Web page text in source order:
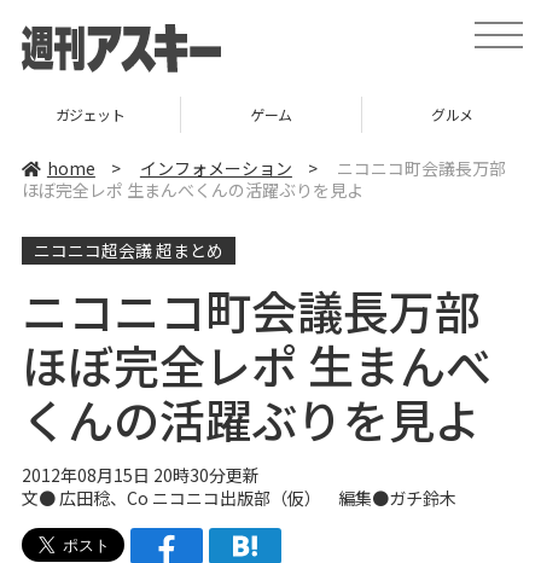
t
o
v
ガジェット ゲーム グルメ
home > インフォメーション >
ニコニコ町会議長万部
ほぼ完全レポ 生まんべくんの活躍ぶりを見よ
ニコニコ超会議 超まとめ
ニコニコ町会議長万部
ほぼ完全レポ 生まんべ
くんの活躍ぶりを見よ
2012年08月15日 20時30分更新
文●広田稔、 Co ニコニコ出版部（仮） 編集●ガチ鈴木